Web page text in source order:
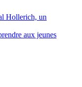
Hollerich, un
aux jeunes